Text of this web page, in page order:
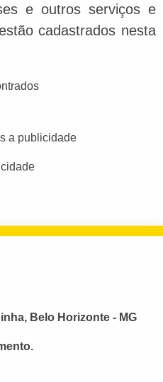
e outros serviços e
cadastrados nesta
a publicidade
Belo Horizonte - MG